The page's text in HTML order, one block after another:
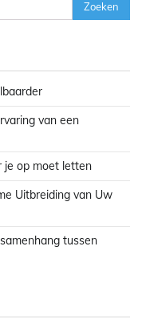
van een
je op moet letten
Uitbreiding van Uw
tussen